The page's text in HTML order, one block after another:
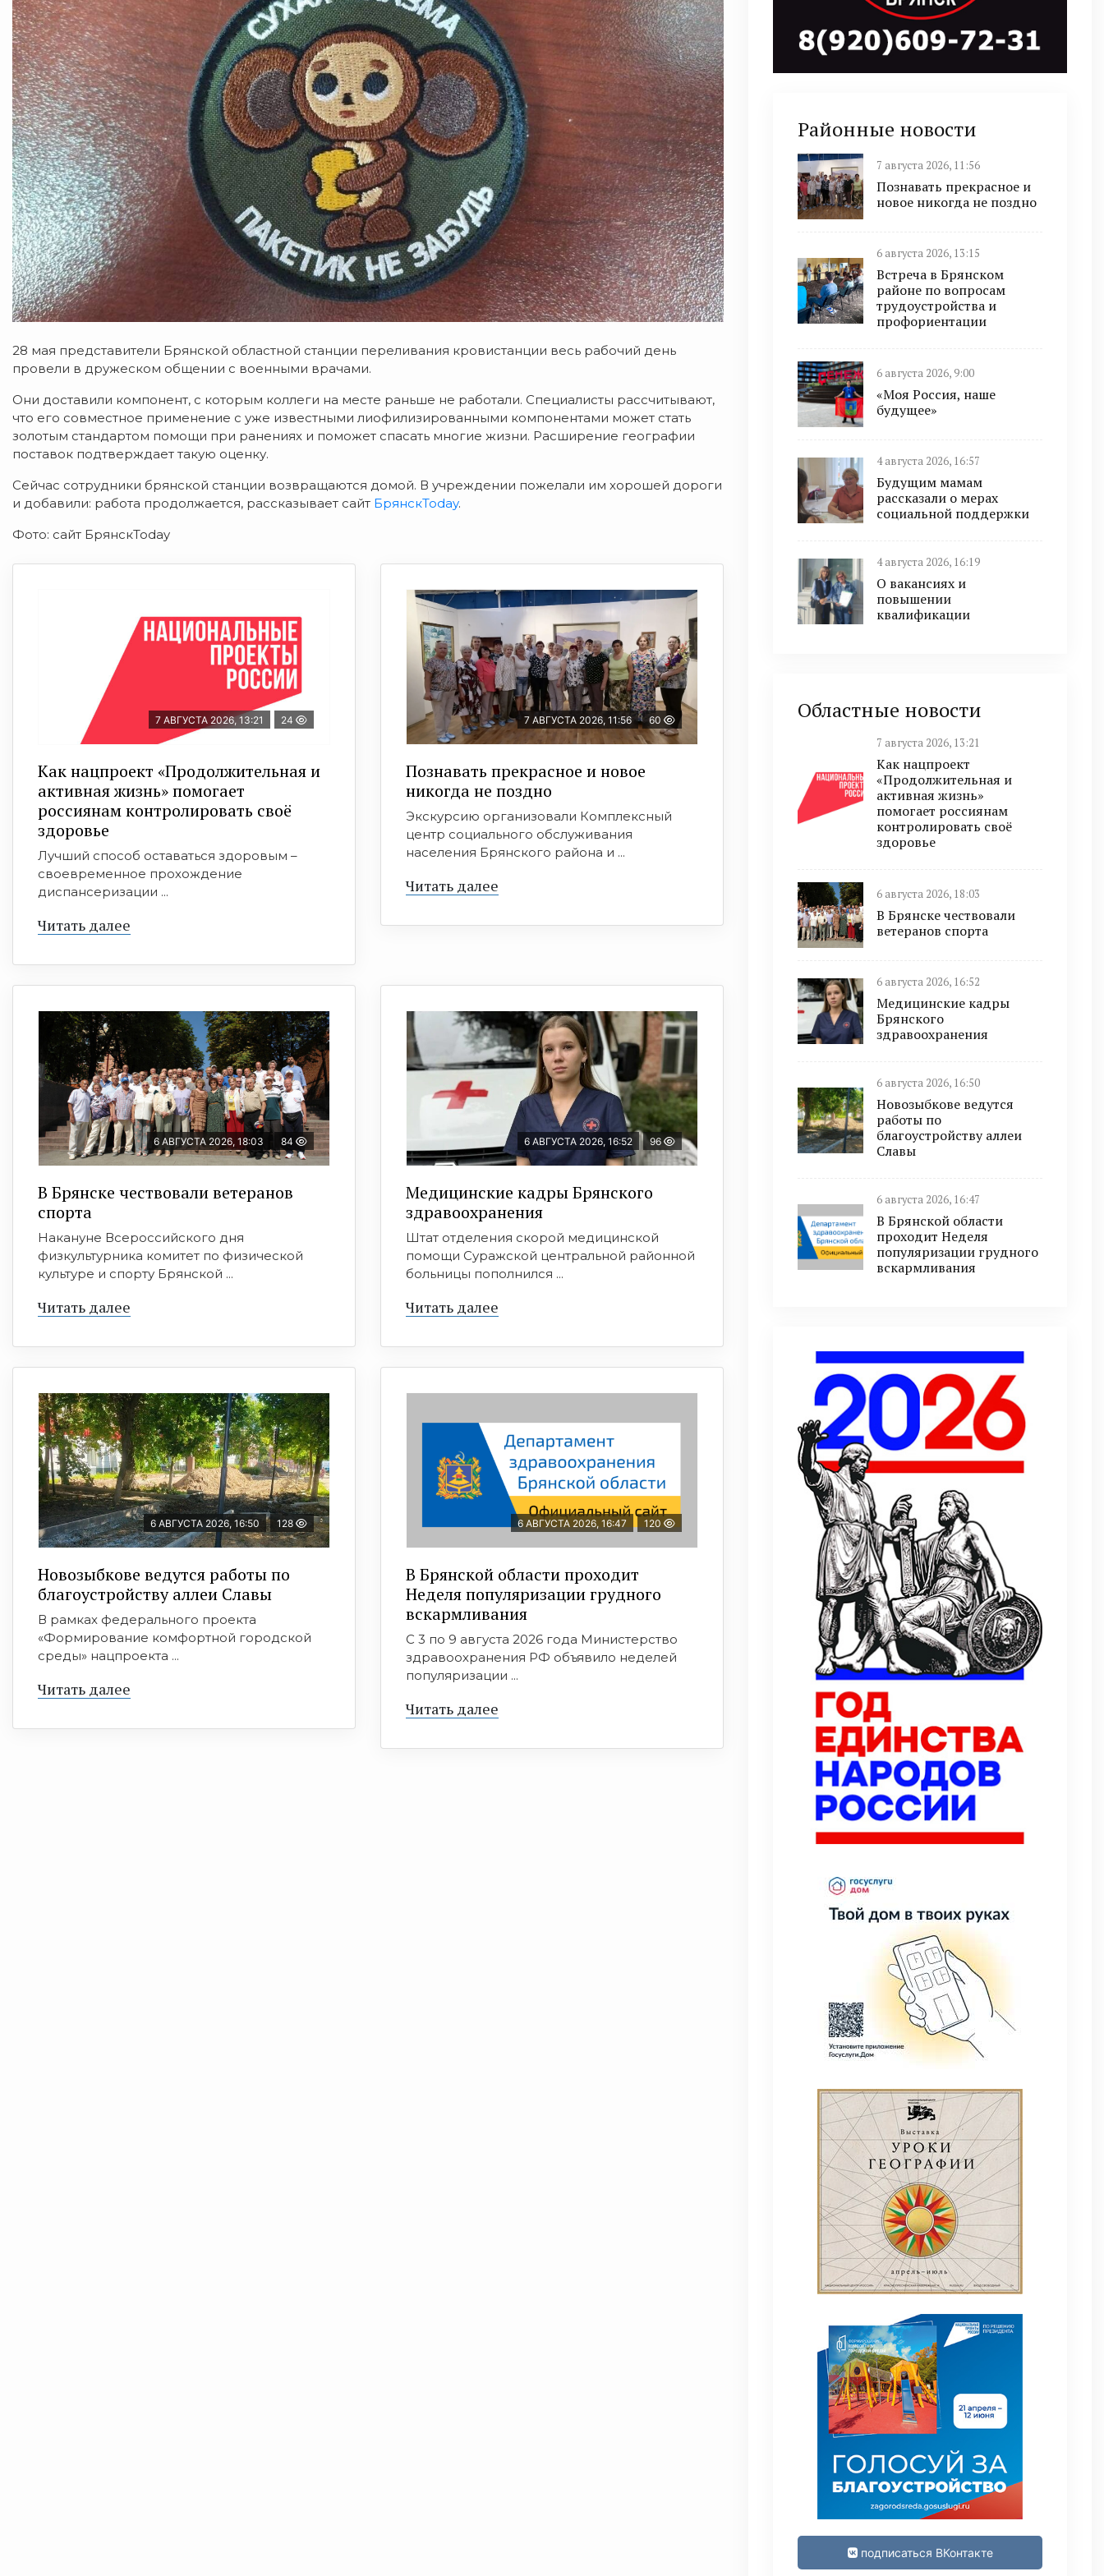
28 мая представители Брянской областной станции переливания кровистанции весь рабочий день
провели в дружеском общении с военными врачами.
Они доставили компонент, с которым коллеги на месте раньше не работали. Специалисты рассчитывают,
что его совместное применение с уже известными лиофилизированными компонентами может стать
золотым стандартом помощи при ранениях и поможет спасать многие жизни. Расширение географии
поставок подтверждает такую оценку.
Сейчас сотрудники брянской станции возвращаются домой. В учреждении пожелали им хорошей дороги
и добавили: работа продолжается, рассказывает сайт БрянскToday.
Фото: сайт БрянскToday
7 АВГУСТА 2026, 13:21 24
Как нацпроект «Продолжительная и
активная жизнь» помогает
россиянам контролировать своё
здоровье
Лучший способ оставаться здоровым –
своевременное прохождение
диспансеризации ...
Читать далее
7 АВГУСТА 2026, 11:56 60
Познавать прекрасное и новое
никогда не поздно
Экскурсию организовали Комплексный
центр социального обслуживания
населения Брянского района и ...
Читать далее
6 АВГУСТА 2026, 18:03 84
В Брянске чествовали ветеранов
спорта
Накануне Всероссийского дня
физкультурника комитет по физической
культуре и спорту Брянской ...
Читать далее
6 АВГУСТА 2026, 16:52 96
Медицинские кадры Брянского
здравоохранения
Штат отделения скорой медицинской
помощи Суражской центральной районной
больницы пополнился ...
Читать далее
6 АВГУСТА 2026, 16:50 128
Новозыбкове ведутся работы по
благоустройству аллеи Славы
В рамках федерального проекта
«Формирование комфортной городской
среды» нацпроекта ...
Читать далее
6 АВГУСТА 2026, 16:47 120
В Брянской области проходит
Неделя популяризации грудного
вскармливания
С 3 по 9 августа 2026 года Министерство
здравоохранения РФ объявило неделей
популяризации ...
Читать далее
Районные новости
7 августа 2026, 11:56
Познавать прекрасное и
новое никогда не поздно
6 августа 2026, 13:15
Встреча в Брянском
районе по вопросам
трудоустройства и
профориентации
6 августа 2026, 9:00
«Моя Россия, наше
будущее»
4 августа 2026, 16:57
Будущим мамам
рассказали о мерах
социальной поддержки
4 августа 2026, 16:19
О вакансиях и
повышении
квалификации
Областные новости
7 августа 2026, 13:21
Как нацпроект
«Продолжительная и
активная жизнь»
помогает россиянам
контролировать своё
здоровье
6 августа 2026, 18:03
В Брянске чествовали
ветеранов спорта
6 августа 2026, 16:52
Медицинские кадры
Брянского
здравоохранения
6 августа 2026, 16:50
Новозыбкове ведутся
работы по
благоустройству аллеи
Славы
6 августа 2026, 16:47
В Брянской области
проходит Неделя
популяризации грудного
вскармливания
подписаться ВКонтакте